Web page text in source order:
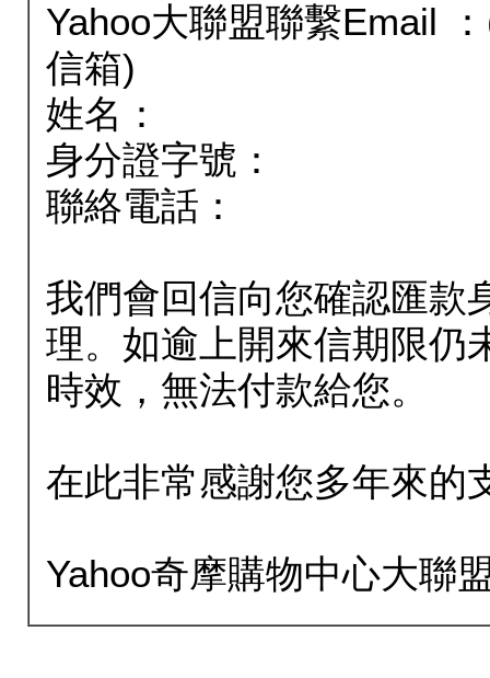
Yahoo大聯盟聯繫Email
信箱)
姓名：
身分證字號：
聯絡電話：
我們會回信向您確認匯款
理。如逾上開來信期限仍
時效，無法付款給您。
在此非常感謝您多年來的
Yahoo奇摩購物中心大